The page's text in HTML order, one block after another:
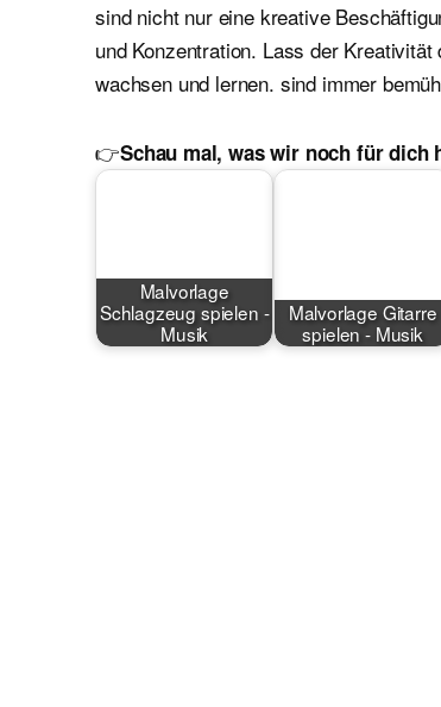
sind nicht nur eine kreative
und Konzentration. Lass der
wachsen und lernen. sind immer
👉Schau mal, was wir noch für dich
Malvorlage
Schlagzeug spielen -
Musik
Malvorlage Gitarre
spielen - Musik